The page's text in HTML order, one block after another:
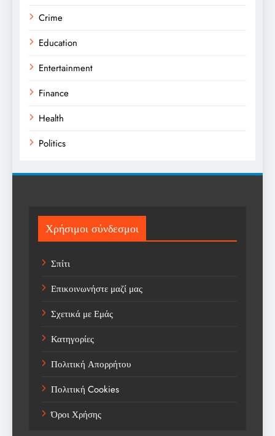
Crime
Education
Entertainment
Finance
Health
Politics
Sport
Sports
Technology
Trending
Weather
Αγορά
Αγορά Εργασίας
Αγροτικά Νέα
Αεροπορία
Χρήσιμοι σύνδεσμοι
Σπίτι
Επικοινωνήστε μαζί μας
Σχετικά με Εμάς
Κατηγορίες
Πολιτική Απορρήτου
Πολιτική Cookies
Όροι Χρήσης